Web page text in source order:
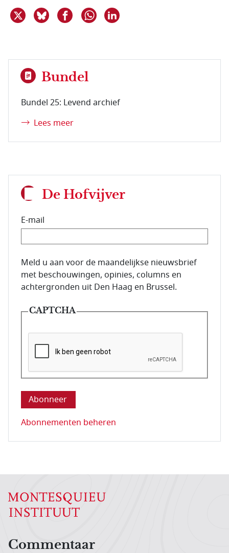
Deel dit item op X
Deel dit item op Bluesky
Deel dit item op Facebook
Delen via WhatsApp
Bundel
Bundel 25: Levend archief
Lees meer
De Hofvijver
E-mail
E-mailadres van de abonnee.
Meld u aan voor de maandelijkse nieuwsbrief
met beschouwingen, opinies, columns en
achtergronden uit Den Haag en Brussel.
CAPTCHA
Deze vraag is om te controleren dat u een mens
Abonnementen beheren
Hoofdnavigatiemenu
Commentaar